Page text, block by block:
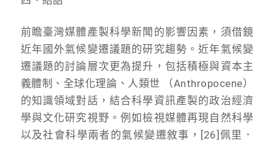
前瞻臺灣媒體產製科學新聞的影響因素，須借鏡
近年國外氣候變遷議題的研究趨勢。近年氣候變
遷議題的討論層次更為提升，包括積極與資本主
義體制、全球化理論、人類世 （Anthropocene）
的知識領域對話，結合科學資訊產製的政治經濟
學與文化研究視野。例如檢視媒體再現自然科學
以及社會科學兩者的氣候變遷敘事，[26]佩里．